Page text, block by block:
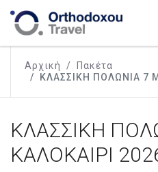
Αρχική
Πακέτα
ΚΛΑΣΣΙΚΗ ΠΟΛΩΝΙΑ 7
ΚΛΑΣΣΙΚΗ
ΚΑΛΟΚΑΙΡΙ